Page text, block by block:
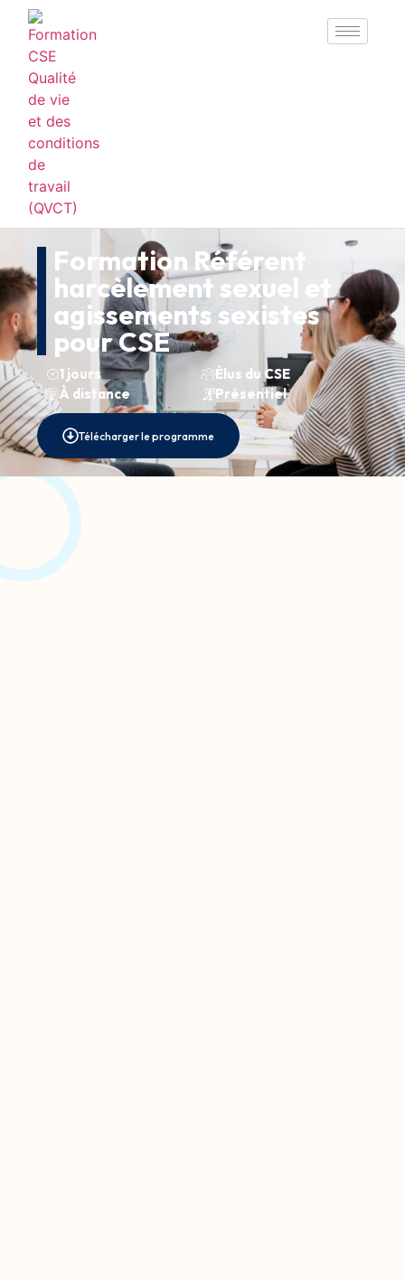
Formation Référent
harcèlement sexuel et
agissements sexistes
pour CSE
1 jours
Élus du CSE
À distance
Présentiel
Télécharger le programme